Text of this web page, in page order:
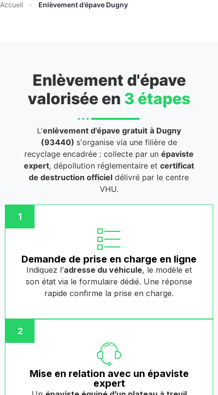
Accueil » Enlèvement d’épave Dugny
Enlèvement d'épave
valorisée en 3 étapes
L'enlèvement d'épave gratuit à Dugny
(93440) s'organise via une filière de
recyclage encadrée : collecte par un épaviste
expert, dépollution réglementaire et certificat
de destruction officiel délivré par le centre
VHU.
1
Demande de prise en charge en ligne
Indiquez l’adresse du véhicule, le modèle et
son état via le formulaire dédié. Une réponse
rapide confirme la prise en charge.
2
Mise en relation avec un épaviste
expert